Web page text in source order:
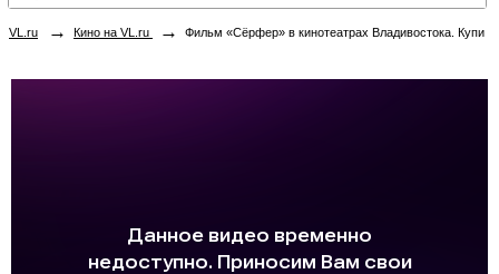
VL.ru → Кино на VL.ru → Фильм «Сёрфер» в кинотеатрах Владивостока. Купить билеты!